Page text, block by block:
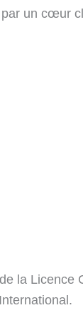
par un cœur
la Licence